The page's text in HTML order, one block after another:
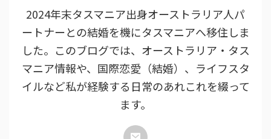
2024年末タスマニア出身オーストラリア人パ
ートナーとの結婚を機にタスマニアへ移住しま
した。このブログでは、オーストラリア・タス
マニア情報や、国際恋愛（結婚）、ライフスタ
イルなど私が経験する日常のあれこれを綴って
ます。